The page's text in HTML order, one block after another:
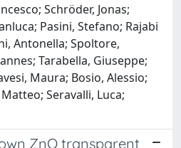
Schröder, Jonas;
Pasini, Stefano; Rajabi
Antonella; Spoltore,
Tarabella, Giuseppe;
Maura; Bosio, Alessio;
Seravalli, Luca;
ZnO transparent